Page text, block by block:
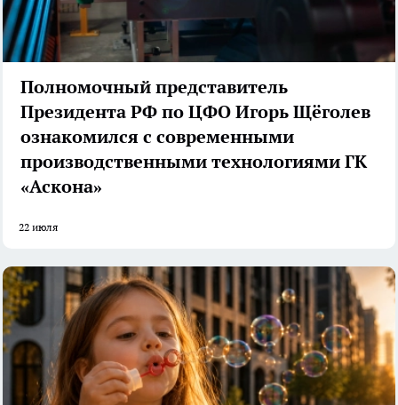
Полномочный представитель
Президента РФ по ЦФО Игорь Щёголев
ознакомился с современными
производственными технологиями ГК
«Аскона»
22 июля